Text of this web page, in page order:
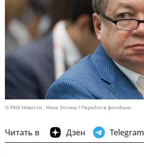
© РИА Новости . Нина Зотина Перейти в фотобанк
Читать в Дзен Telegram